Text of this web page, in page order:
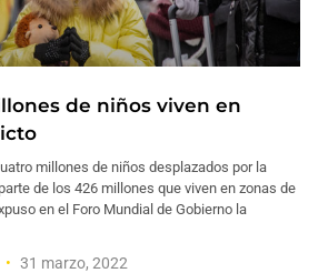
de niños viven en
millones de niños desplazados por la
de los 426 millones que viven en zonas de
en el Foro Mundial de Gobierno la
31 marzo, 2022